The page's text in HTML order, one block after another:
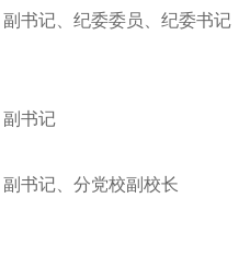
书记、纪委委员、纪委书记
书记
书记、分党校副校长